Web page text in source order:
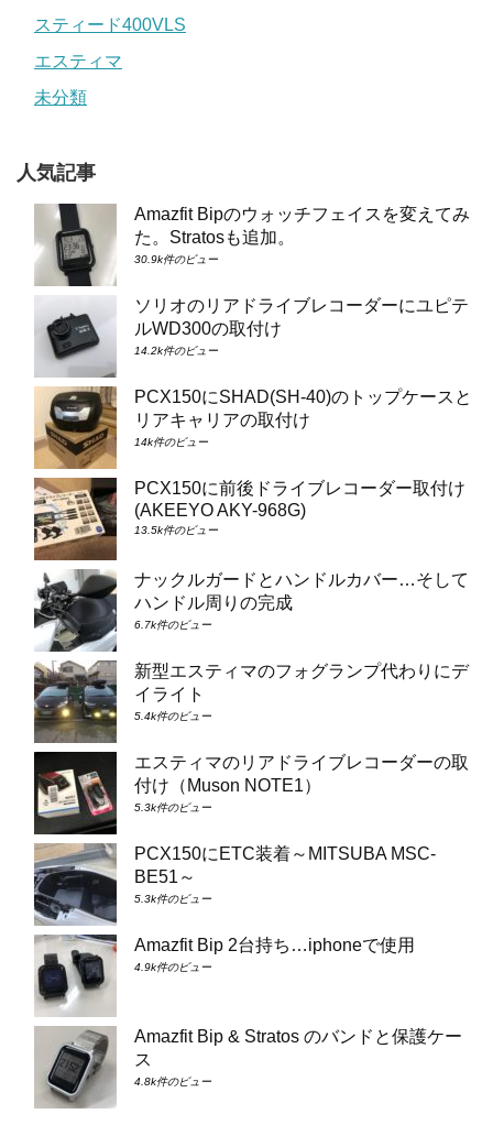
スティード400VLS
エスティマ
未分類
人気記事
Amazfit Bipのウォッチフェイスを変えてみ
た。Stratosも追加。
30.9k件のビュー
ソリオのリアドライブレコーダーにユピテ
ルWD300の取付け
14.2k件のビュー
PCX150にSHAD(SH-40)のトップケースと
リアキャリアの取付け
14k件のビュー
PCX150に前後ドライブレコーダー取付け
(AKEEYO AKY-968G)
13.5k件のビュー
ナックルガードとハンドルカバー…そして
ハンドル周りの完成
6.7k件のビュー
新型エスティマのフォグランプ代わりにデ
イライト
5.4k件のビュー
エスティマのリアドライブレコーダーの取
付け（Muson NOTE1）
5.3k件のビュー
PCX150にETC装着～MITSUBA MSC-
BE51～
5.3k件のビュー
Amazfit Bip 2台持ち…iphoneで使用
4.9k件のビュー
Amazfit Bip & Stratos のバンドと保護ケー
ス
4.8k件のビュー